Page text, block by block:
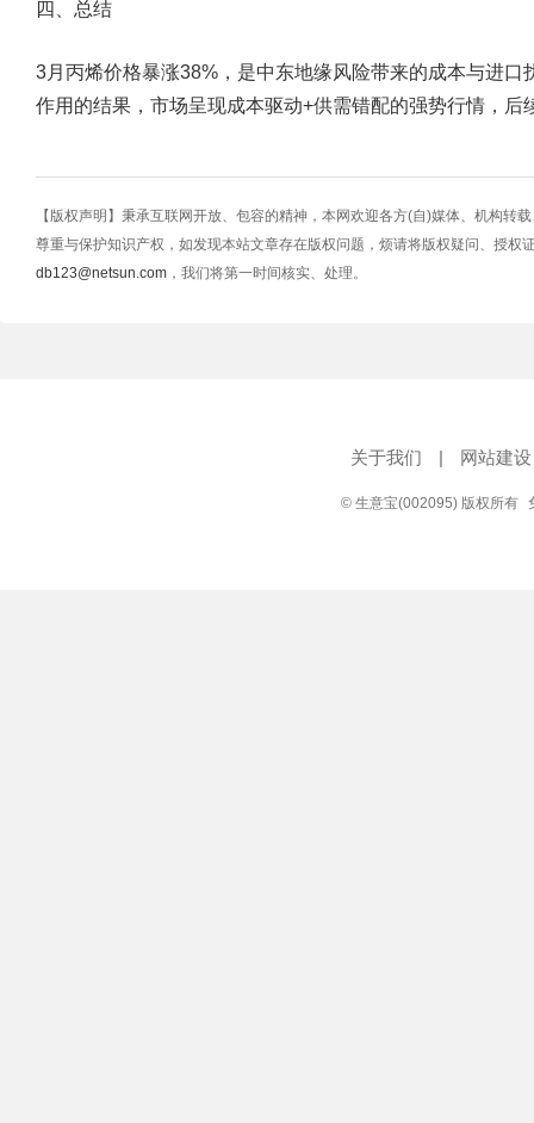
四、总结
3月丙烯价格暴涨38%，是中东地缘风险带来的成本与进
作用的结果，市场呈现成本驱动+供需错配的强势行情，
【版权声明】秉承互联网开放、包容的精神，本网欢迎各方(自)媒体、机构转
尊重与保护知识产权，如发现本站文章存在版权问题，烦请将版权疑问、授权
db123@netsun.com ，我们将第一时间核实、处理。
关于我们 | 网站建设
© 生意宝(002095) 版权所有